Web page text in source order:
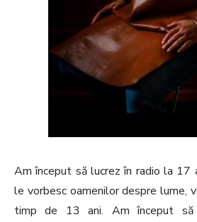
Am început să lucrez în radio la 17
le vorbesc oamenilor despre lume,
timp de 13 ani. Am început să